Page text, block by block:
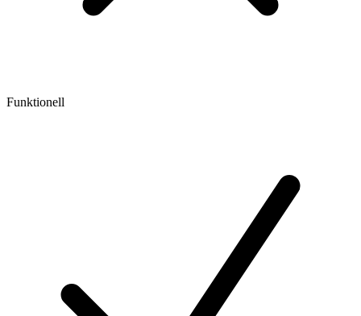
Funktionell